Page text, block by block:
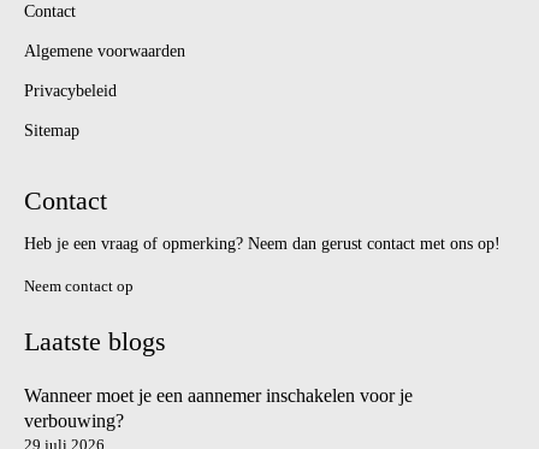
Contact
Algemene voorwaarden
Privacybeleid
Sitemap
Contact
Heb je een vraag of opmerking? Neem dan gerust contact met ons op!
Neem contact op
Laatste blogs
Wanneer moet je een aannemer inschakelen voor je
verbouwing?
29 juli 2026